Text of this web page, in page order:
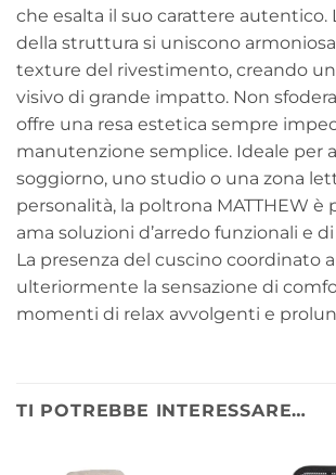
che esalta il suo carattere autentico.
della struttura si uniscono
texture del rivestimento, creando
visivo di grande impatto. Non
offre una resa estetica sempre
manutenzione semplice. Ideale per
soggiorno, uno studio o una zona
personalità, la poltrona MATTHEW è
ama soluzioni d’arredo funzionali e
La presenza del cuscino coordinato
ulteriormente la sensazione di
momenti di relax avvolgenti e
TI POTREBBE INTERESSARE…